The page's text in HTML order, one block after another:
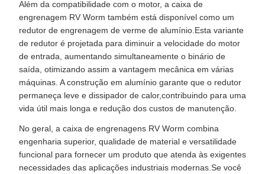
Além da compatibilidade com o motor, a caixa de
engrenagem RV Worm também está disponível como um
redutor de engrenagem de verme de alumínio.Esta variante
de redutor é projetada para diminuir a velocidade do motor
de entrada, aumentando simultaneamente o binário de
saída, otimizando assim a vantagem mecânica em várias
máquinas. A construção em alumínio garante que o redutor
permaneça leve e dissipador de calor,contribuindo para uma
vida útil mais longa e redução dos custos de manutenção.
No geral, a caixa de engrenagens RV Worm combina
engenharia superior, qualidade de material e versatilidade
funcional para fornecer um produto que atenda às exigentes
necessidades das aplicações industriais modernas.Se você